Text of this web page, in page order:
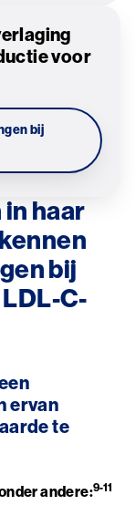
voor
bij
haar
bij
C-
ervan
te
andere:9-11